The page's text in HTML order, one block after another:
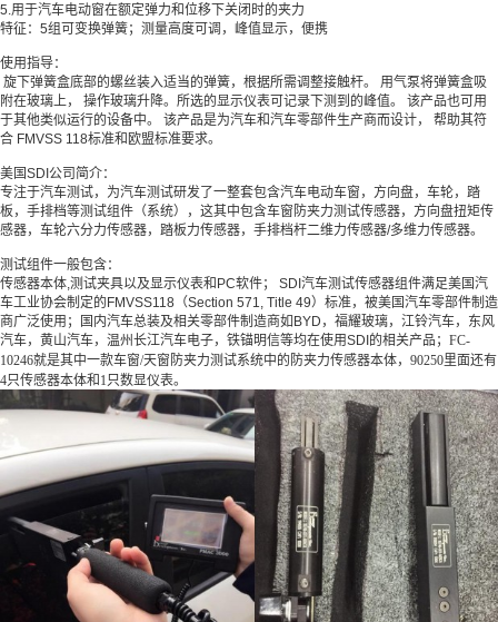
5.用于汽车电动窗在额定弹力和位移下关闭时的夹力
特征：5组可变换弹簧；测量高度可调，峰值显示，便携
使用指导：
旋下弹簧盒底部的螺丝装入适当的弹簧，根据所需调整接触杆。 用气泵将弹簧盒吸
附在玻璃上， 操作玻璃升降。所选的显示仪表可记录下测到的峰值。 该产品也可用
于其他类似运行的设备中。 该产品是为汽车和汽车零部件生产商而设计， 帮助其符
合 FMVSS 118标准和欧盟标准要求。
美国SDI公司简介：
专注于汽车测试，为汽车测试研发了一整套包含汽车电动车窗，方向盘，车轮，踏
板，手排档等测试组件（系统），这其中包含车窗防夹力测试传感器，方向盘扭矩传
感器，车轮六分力传感器，踏板力传感器，手排档杆二维力传感器/多维力传感器。
测试组件一般包含：
传感器本体,测试夹具以及显示仪表和PC软件； SDI汽车测试传感器组件满足美国汽
车工业协会制定的FMVSS118（Section 571, Title 49）标准，被美国汽车零部件制造
商广泛使用；国内汽车总装及相关零部件制造商如BYD，福耀玻璃，江铃汽车，东风
汽车，黄山汽车，温州长江汽车电子，铁锚明信等均在使用SDI的相关产品； FC-
10246就是其中一款车窗/天窗防夹力测试系统中的防夹力传感器本体，90250里面还有
4只传感器本体和1只数显仪表。